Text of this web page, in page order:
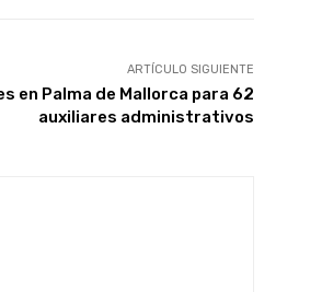
ARTÍCULO SIGUIENTE
en Palma de Mallorca para 62
auxiliares administrativos